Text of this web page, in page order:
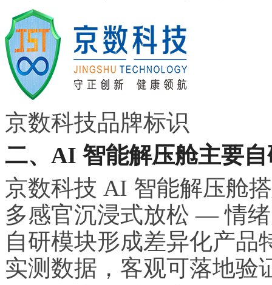
京数科技品牌标识
二、AI 智能解压舱主要
京数科技 AI 智能解压舱
多感官沉浸式放松 — 情
自研模块形成差异化产品
实测数据，客观可落地验